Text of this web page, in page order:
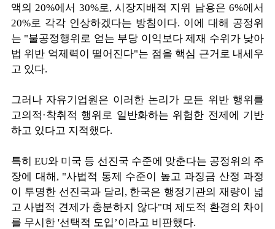
액의 20%에서 30%로, 시장지배적 지위 남용은 6%에서
20%로 각각 인상하겠다는 방침이다. 이에 대해 공정위
는 "불공정행위로 얻는 부당 이익보다 제재 수위가 낮아
법 위반 억제력이 떨어진다"는 점을 핵심 근거로 내세우
고 있다.
그러나 자유기업원은 이러한 논리가 모든 위반 행위를
고의적·착취적 행위로 일반화하는 위험한 전제에 기반
하고 있다고 지적했다.
특히 EU와 미국 등 선진국 수준에 맞춘다는 공정위의 주
장에 대해, "사법적 통제 수준이 높고 과징금 산정 과정
이 투명한 선진국과 달리, 한국은 행정기관의 재량이 넓
고 사법적 견제가 충분하지 않다"며 제도적 환경의 차이
를 무시한 '선택적 도입’이라고 비판했다.